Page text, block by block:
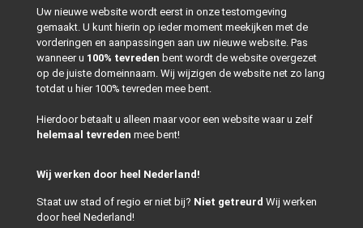
Uw nieuwe website wordt eerst in onze testomgeving
gemaakt. U kunt hierin op ieder moment meekijken met de
vorderingen en aanpassingen aan uw nieuwe website. Pas
wanneer u 100% tevreden bent wordt de website overgezet
op de juiste domeinnaam. Wij wijzigen de website net zo lang
totdat u hier 100% tevreden mee bent.
Hierdoor betaalt u alleen maar voor een website waar u zelf
helemaal tevreden mee bent!
Wij werken door heel Nederland!
Staat uw stad of regio er niet bij? Niet getreurd Wij werken
door heel Nederland!